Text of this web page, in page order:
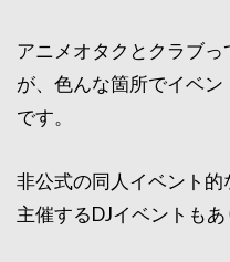
アニメオタクとクラブ
が、色んな箇所でイベ
です。
非公式の同人イベント
主催するDJイベントも